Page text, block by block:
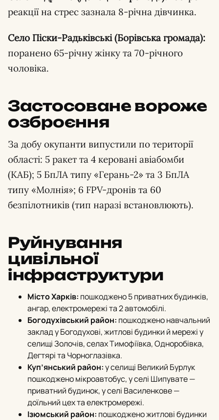
реакції на стрес зазнала 8-річна дівчинка.
Село Піски-Радьківські (Борівська громада):
поранено 65-річну жінку та 70-річного
чоловіка.
Застосоване вороже
озброєння
За добу окупанти випустили по території
області: 5 ракет та 4 керовані авіабомби
(КАБ); 5 БпЛА типу «Герань-2» та 3 БпЛА
типу «Молнія»; 6 FPV-дронів та 60
безпілотників (тип наразі встановлюють).
Руйнування
цивільної
інфраструктури
Місто Харків: пошкоджено 5 приватних будинків,
ангар, електромережі та 2 автомобілі.
Богодухівський район: пошкоджено навчальний
заклад у Богодухові, житлові будинки й мережі у
селищі Золочів, селах Тимофіївка, Одноробівка,
Дегтярі та Чорноглазівка.
Куп’янський район:у селищі Великий Бурлук
пошкоджено мікроавтобус, у селі Шипувате —
приватний будинок, у селі Василенкове —
доїльний цех та електромережі.
Ізюмський район: пошкоджено житлові будинки